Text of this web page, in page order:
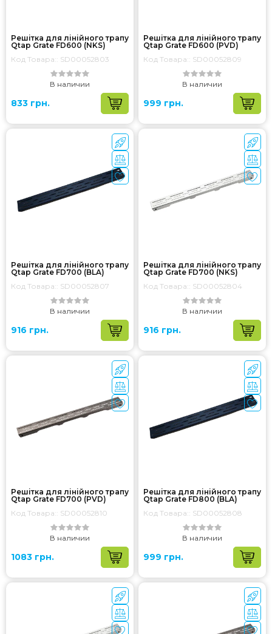
Решітка для лінійного трапу
Qtap Grate FD600 (NKS)
Код Товара:: SD00052803
В наличии
833 грн.
Решітка для лінійного трапу
Qtap Grate FD600 (PVD)
Код Товара:: SD00052809
В наличии
999 грн.
Решітка для лінійного трапу
Qtap Grate FD700 (BLA)
Код Товара:: SD00052807
В наличии
916 грн.
Решітка для лінійного трапу
Qtap Grate FD700 (NKS)
Код Товара:: SD00052804
В наличии
916 грн.
Решітка для лінійного трапу
Qtap Grate FD700 (PVD)
Код Товара:: SD00052810
В наличии
1083 грн.
Решітка для лінійного трапу
Qtap Grate FD800 (BLA)
Код Товара:: SD00052808
В наличии
999 грн.